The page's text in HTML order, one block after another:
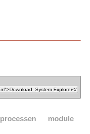
processen module